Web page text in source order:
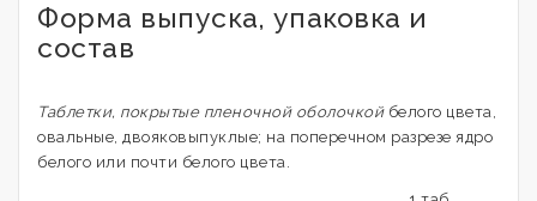
Форма выпуска, упаковка и
состав
Таблетки, покрытые пленочной оболочкойбелого цвета,
овальные, двояковыпуклые; на поперечном разрезе ядро
белого или почти белого цвета.